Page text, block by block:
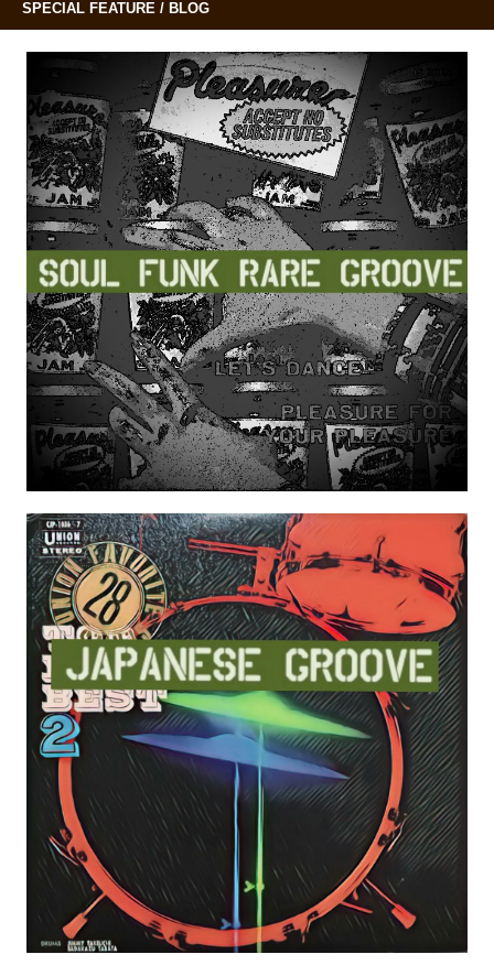
SPECIAL FEATURE / BLOG